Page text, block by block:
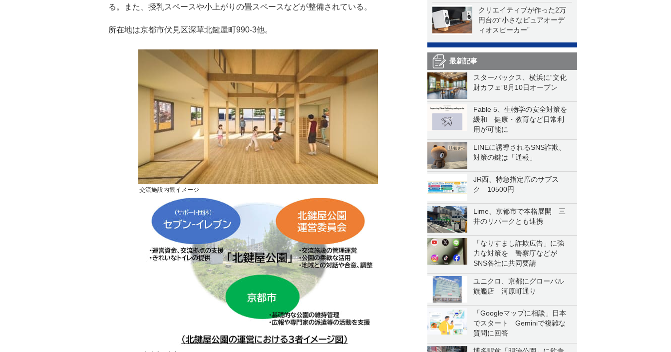
クリエイティブが作った2万
円台の“小さなピュアオーデ
ィオスピーカー”
最新記事
スターバックス、横浜に“文化
財カフェ”8月10日オープン
Fable 5、生物学の安全対策を
緩和 健康・教育など日常利
用が可能に
LINEに誘導されるSNS詐欺、
対策の鍵は「通報」
JR西、特急指定席のサブス
ク 10500円
Lime、京都市で本格展開 三
井のリパークとも連携
「なりすまし詐欺広告」に強
力な対策を 警察庁などが
SNS各社に共同要請
ユニクロ、京都にグローバル
旗艦店 河原町通り
「Googleマップに相談」日本
でスタート Geminiで複雑な
質問に回答
る。また、授乳スペースや小上がりの畳スペースなどが整備されている。
所在地は京都市伏見区深草北鍵屋町990-3他。
交流施設内観イメージ